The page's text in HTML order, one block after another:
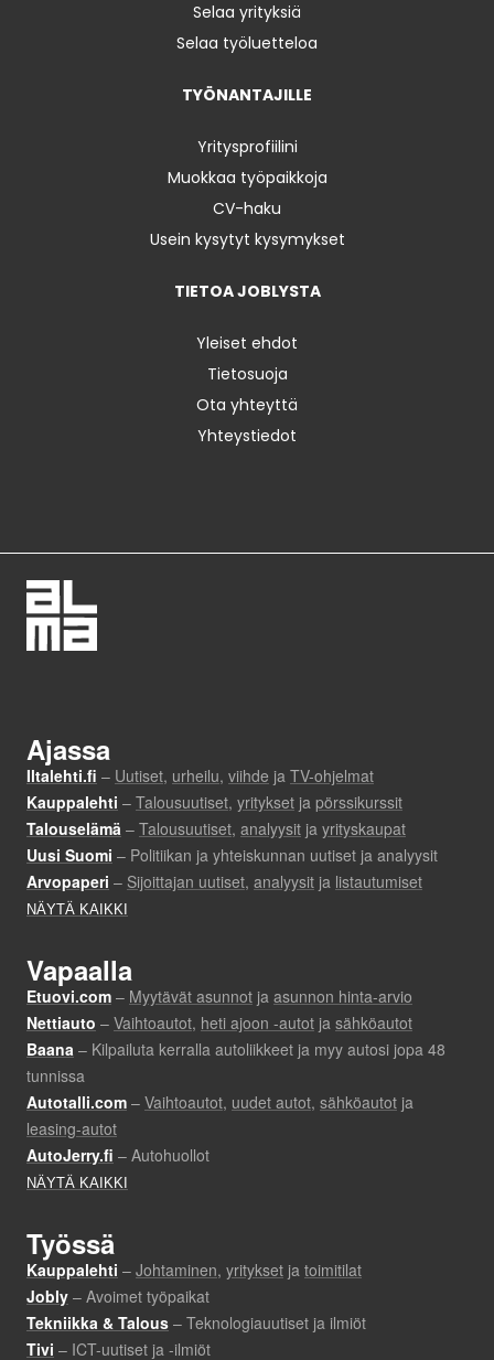
Selaa yrityksiä
Selaa työluetteloa
TYÖNANTAJILLE
Yritysprofiilini
Muokkaa työpaikkoja
CV-haku
Usein kysytyt kysymykset
TIETOA JOBLYSTA
Yleiset ehdot
Tietosuoja
Ota yhteyttä
Yhteystiedot